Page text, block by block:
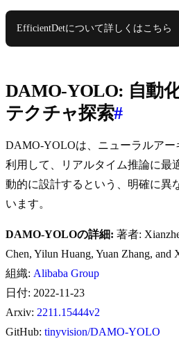
EfficientDetについて詳しくはこちら
DAMO-YOLO: 自動
テクチャ探索#
DAMO-YOLOは、ニューラルアー
利用して、リアルタイム推論に最
動的に設計するという、明確に異
います。
DAMO-YOLOの詳細: 著者:
Chen, Yilun Huang, Yuan Zhang, and
組織: Alibaba Group
日付: 2022-11-23
Arxiv: 2211.15444v2
GitHub: tinyvision/DAMO-YOLO